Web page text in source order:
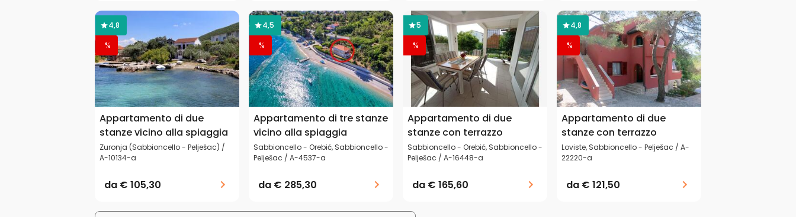
Appartamento di due
stanze vicino alla spiaggia
Zuronja (Sabbioncello - Pelješac) /
A-10134-a
da € 105,30
4,8
%
Appartamento di tre stanze
vicino alla spiaggia
Sabbioncello - Orebić, Sabbioncello -
Pelješac / A-4537-a
da € 285,30
4,5
%
Appartamento di due
stanze con terrazzo
Sabbioncello - Orebić, Sabbioncello -
Pelješac / A-16448-a
da € 165,60
5
%
Appartamento di due
stanze con terrazzo
Loviste, Sabbioncello - Pelješac / A-
22220-a
da € 121,50
4,8
%